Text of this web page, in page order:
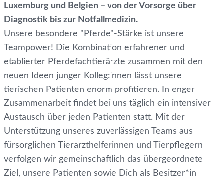
Luxemburg und Belgien – von der Vorsorge über
Diagnostik bis zur Notfallmedizin.
Unsere besondere "Pferde"-Stärke ist unsere
Teampower! Die Kombination erfahrener und
etablierter Pferdefachtierärzte zusammen mit den
neuen Ideen junger Kolleg:innen lässt unsere
tierischen Patienten enorm profitieren. In enger
Zusammenarbeit findet bei uns täglich ein intensiver
Austausch über jeden Patienten statt. Mit der
Unterstützung unseres zuverlässigen Teams aus
fürsorglichen Tierarzthelferinnen und Tierpflegern
verfolgen wir gemeinschaftlich das übergeordnete
Ziel, unsere Patienten sowie Dich als Besitzer*in